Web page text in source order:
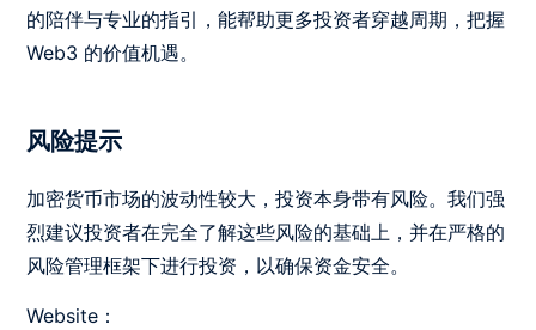
的陪伴与专业的指引，能帮助更多投资者穿越周期，把握
Web3 的价值机遇。
风险提示
加密货币市场的波动性较大，投资本身带有风险。我们强
烈建议投资者在完全了解这些风险的基础上，并在严格的
风险管理框架下进行投资，以确保资金安全。
Website：